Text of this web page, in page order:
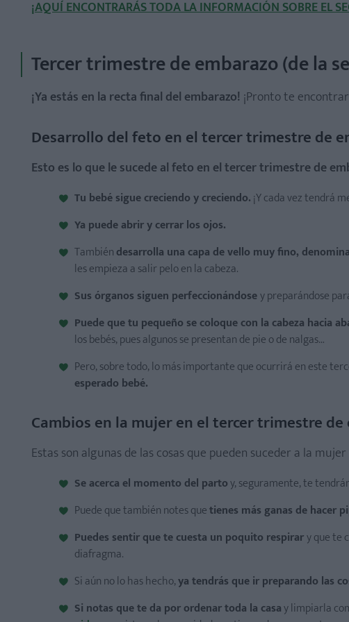
¡AQUÍ ENCONTRARÁS TODA LA INFORMACIÓN SOBRE EL
Tercer trimestre de embarazo (de la
¡Ya estás en la recta final del embarazo! ¡Pronto te
Desarrollo del feto en el tercer trimestre de
Esto es lo que le sucede al feto en el tercer trimestre de
Tu bebé sigue creciendo y creciendo.¡Y cada vez tendrá
Ya puede abrir y cerrar los ojos.
Tambiéndesarrolla una capa de vello muy fino,
les empieza a salir pelo en la cabeza.
Sus órganos siguen perfeccionándosey preparándose
Puede que tu pequeño se coloque con la cabeza hacia
los bebés, pues algunos se presentan de pie o de nalgas…
Pero, sobre todo, lo más importante que ocurrirá en este
esperado bebé.
Cambios en la mujer en el tercer trimestre de
Estas son algunas de las cosas que pueden suceder a la
Se acerca el momento del partoy, seguramente, te
Puede que también notes quetienes más ganas de hacer
Puedes sentir que te cuesta un poquito respirary que te
diafragma.
Si aún no lo has hecho,ya tendrás que ir preparando las
Si notas que te da por ordenar toda la casay limpiarla